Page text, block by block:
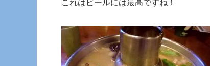
これはビールには最高ですね！